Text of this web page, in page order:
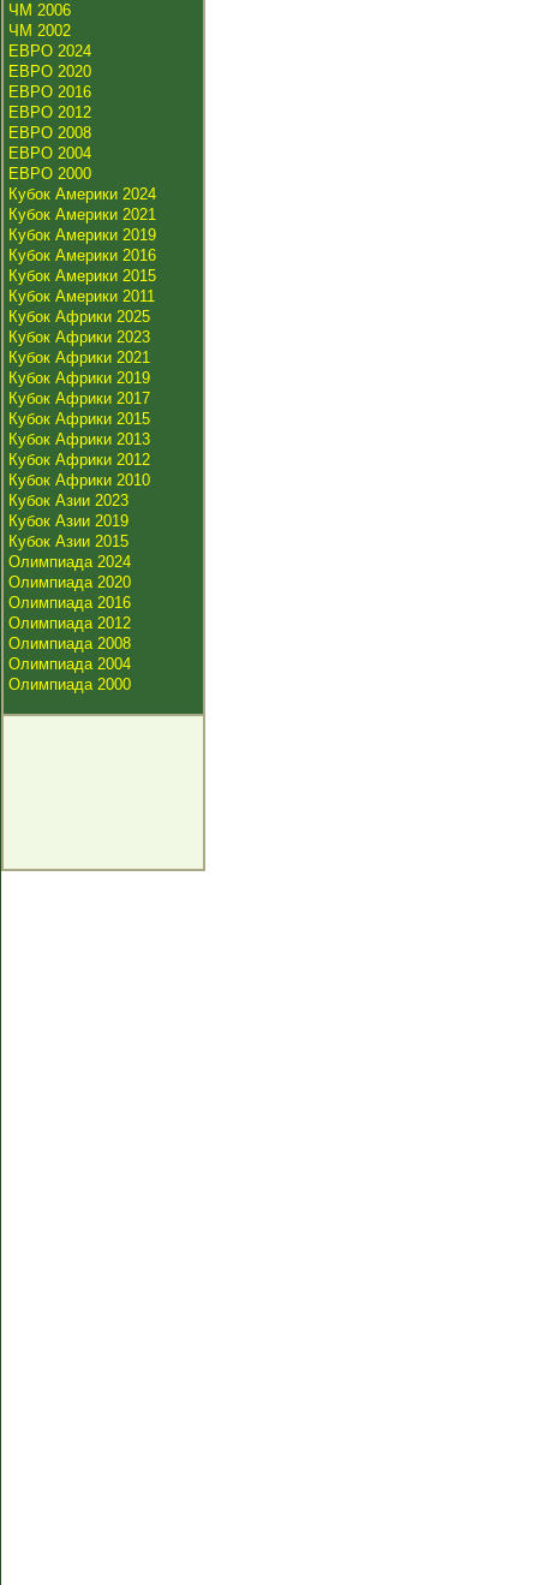
ЧМ 2006
ЧМ 2002
ЕВРО 2024
ЕВРО 2020
ЕВРО 2016
ЕВРО 2012
ЕВРО 2008
ЕВРО 2004
ЕВРО 2000
Кубок Америки 2024
Кубок Америки 2021
Кубок Америки 2019
Кубок Америки 2016
Кубок Америки 2015
Кубок Америки 2011
Кубок Африки 2025
Кубок Африки 2023
Кубок Африки 2021
Кубок Африки 2019
Кубок Африки 2017
Кубок Африки 2015
Кубок Африки 2013
Кубок Африки 2012
Кубок Африки 2010
Кубок Азии 2023
Кубок Азии 2019
Кубок Азии 2015
Олимпиада 2024
Олимпиада 2020
Олимпиада 2016
Олимпиада 2012
Олимпиада 2008
Олимпиада 2004
Олимпиада 2000